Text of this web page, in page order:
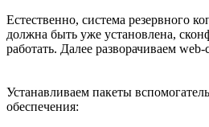
Естественно, система резервного
должна быть уже установлена,
работать. Далее разворачиваем
Устанавливаем пакеты
обеспечения: